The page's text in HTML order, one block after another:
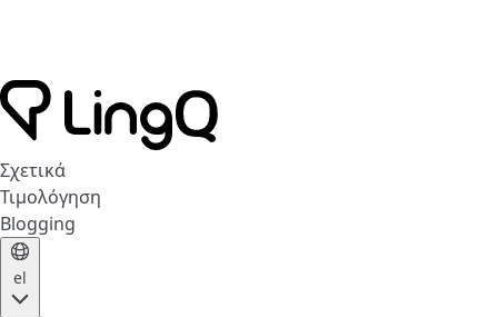
Σχετικά
Τιμολόγηση
Blogging
el